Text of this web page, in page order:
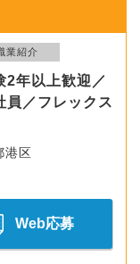
業紹介
2年以上歓迎／
員／フレックス
港区
Web応募